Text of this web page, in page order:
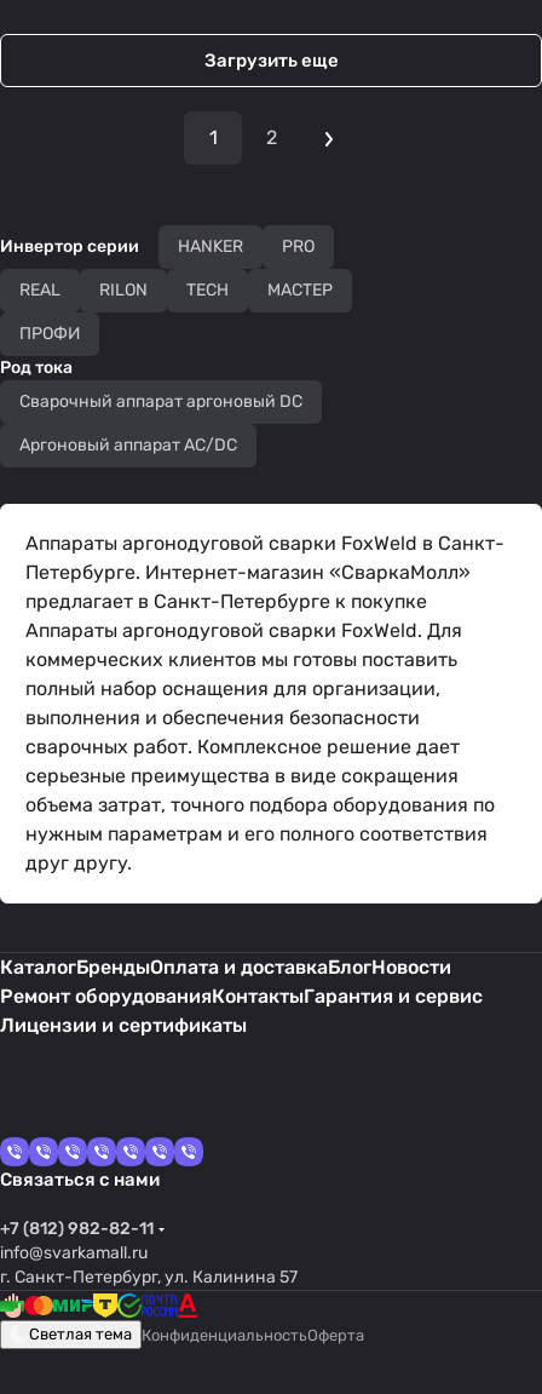
Загрузить еще
1 2
Инвертор серии HANKER PRO
REAL RILON TECH МАСТЕР
ПРОФИ
Род тока
Сварочный аппарат аргоновый DC
Аргоновый аппарат AC/DC
Аппараты аргонодуговой сварки FoxWeld в Санкт-
Петербурге. Интернет-магазин «СваркаМолл»
предлагает в Санкт-Петербурге к покупке
Аппараты аргонодуговой сварки FoxWeld. Для
коммерческих клиентов мы готовы поставить
полный набор оснащения для организации,
выполнения и обеспечения безопасности
сварочных работ. Комплексное решение дает
серьезные преимущества в виде сокращения
объема затрат, точного подбора оборудования по
нужным параметрам и его полного соответствия
друг другу.
КаталогБрендыОплата и доставкаБлогНовости
Ремонт оборудованияКонтактыГарантия и сервис
Лицензии и сертификаты
Связаться с нами
+7 (812) 982-82-11
info@svarkamall.ru
г. Санкт-Петербург, ул. Калинина 57
Светлая тема КонфиденциальностьОферта